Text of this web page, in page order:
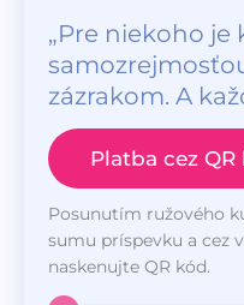
„Pre niekoho je
zázrakom. A
Platba cez QR
Posunutím ružového
sumu príspevku a cez
naskenujte QR kód.